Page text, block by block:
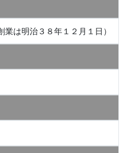
は明治３８年１２月１日）